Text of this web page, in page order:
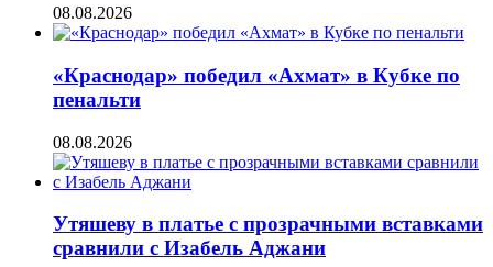
08.08.2026
«Краснодар» победил «Ахмат» в Кубке по
пенальти
08.08.2026
Утяшеву в платье с прозрачными вставками
сравнили с Изабель Аджани